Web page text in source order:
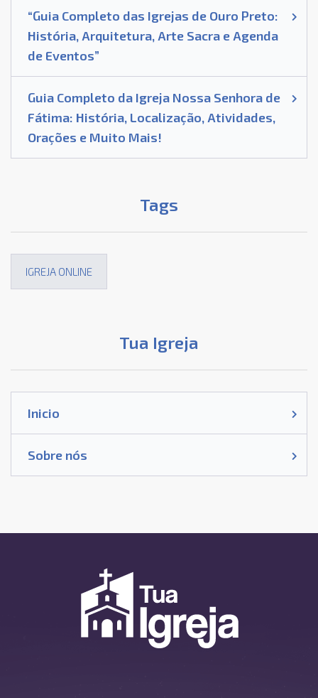
“Guia Completo das Igrejas de Ouro Preto:
História, Arquitetura, Arte Sacra e Agenda
de Eventos”
Guia Completo da Igreja Nossa Senhora de
Fátima: História, Localização, Atividades,
Orações e Muito Mais!
Tags
IGREJA ONLINE
Tua Igreja
Inicio
Sobre nós